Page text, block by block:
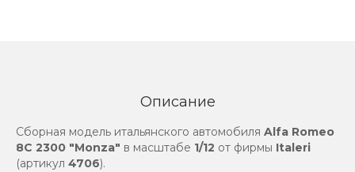
Описание
Сборная модель итальянского автомобиля Alfa Romeo
8C 2300 "Monza" в масштабе 1/12 от фирмы Italeri
(артикул 4706).